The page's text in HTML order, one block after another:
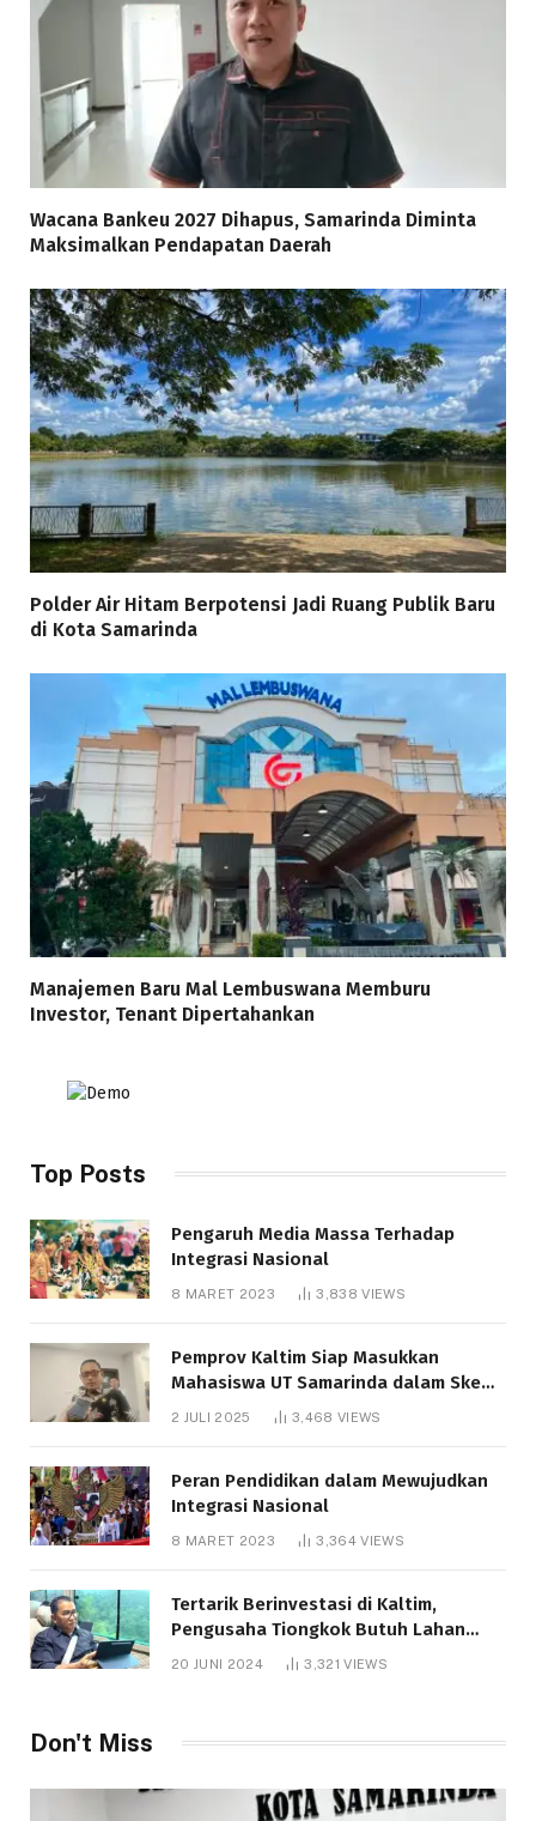
Wacana Bankeu 2027 Dihapus, Samarinda Diminta
Maksimalkan Pendapatan Daerah
Polder Air Hitam Berpotensi Jadi Ruang Publik Baru
di Kota Samarinda
Manajemen Baru Mal Lembuswana Memburu
Investor, Tenant Dipertahankan
Top Posts
Pengaruh Media Massa Terhadap
Integrasi Nasional
8 MARET 2023 3,838VIEWS
Pemprov Kaltim Siap Masukkan
Mahasiswa UT Samarinda dalam Skema
Bantuan Pendidikan Gratispol
2 JULI 2025 3,468 VIEWS
Peran Pendidikan dalam Mewujudkan
Integrasi Nasional
8 MARET 2023 3,364VIEWS
Tertarik Berinvestasi di Kaltim,
Pengusaha Tiongkok Butuh Lahan
1.000 Hektare
20 JUNI 2024 3,321VIEWS
Don't Miss